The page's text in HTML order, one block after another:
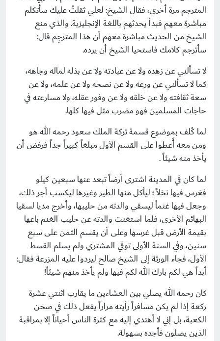
المترجم مرة أخرى، فقال الشيخ: لعلي ثقلتُ عليك سأتكلم
مباشرة معهم فبدأ يحدثهم باللغة الإنجليزية. والذي منع
الشيخ من الحديث مباشرة معهم أن هذا المترجِم قال:
سأترجم كلامك فاستحيا الشيخ أن يرده.
لا تسألني عن زهده ولا عن عبادته ولا عن بذله لماله وجاهه،
كما لا تسألني عن ورعه ولا عن نصحه ولا عن علمه، ولا عن
سعة ثقافته ولا عن خلقه ولا عن وفور عقله، ولا مسارعته في
حاجات المسلمين فهو مضرب مثل فيها كلها.
لما كُلف بموضوع قسمة تركة الملك سعود رحمه الله هو
ومن معه أُعطوا على القسم الأول مبلغاً كبيراً جداً فرفض أن
يأخذ منه شيئاً .
لما كان في المدينة اشترى أرضاً تبعد عنها سبعين كيلو
فغرس فيها نخلاً ؛ ليأكل منها الطير وغيرها ليكسب أجر ذلك،
وجعل فيها غنماً ليسقي والدته من حليبها، وأخرج مديا لسقيا
البهائم الأخرى، فلما استغنت والدته عن حليب الغنم باعها
بقيمة الأرض قبل غرسها وعلى أن يقسم الثمن على سبع
سنين، وفي السنة الأولى توفي المشتري ولم يسلم القسط
الأول، فجاء الورثة إلى الشيخ صالح ليردوا عليه المزرعة فقال:
أبداً هي لكم بارك الله لكم فيها ولم يأخذ منهم شيئاً!
كان رحمه الله يصلي بين العشاءين ما يقارب اثنتي عشرة
ركعة إذا لم يكن مسافراً رأيته مراراً يفعل ذلك في صحن
الكعبة، بل إني لا أهتدي إليه مع كثرة الناس أحياناً إلا بمراقبة
الذين يصلون فأجده بسهولة.